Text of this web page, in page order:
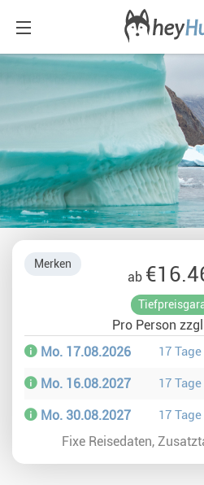
Merken
ab
Pro Person
Mo. 17.08.2026
17 Tage
Mo. 16.08.2027 17 Tage
Mo. 30.08.2027 17 Tage
Fixe Reisedaten,